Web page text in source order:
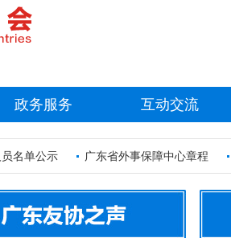
政务服务 互动交流
广东省外事保障中心章程 中共广东